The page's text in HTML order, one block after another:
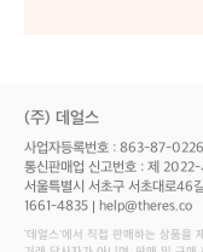
(주) 데얼스
사업자등록번호 : 863-87-
통신판매업 신고번호 : 제
서울특별시 서초구 서초대로46
1661-4835
help@theres.co
‘데얼스'에서 직접 판매하는 상품을